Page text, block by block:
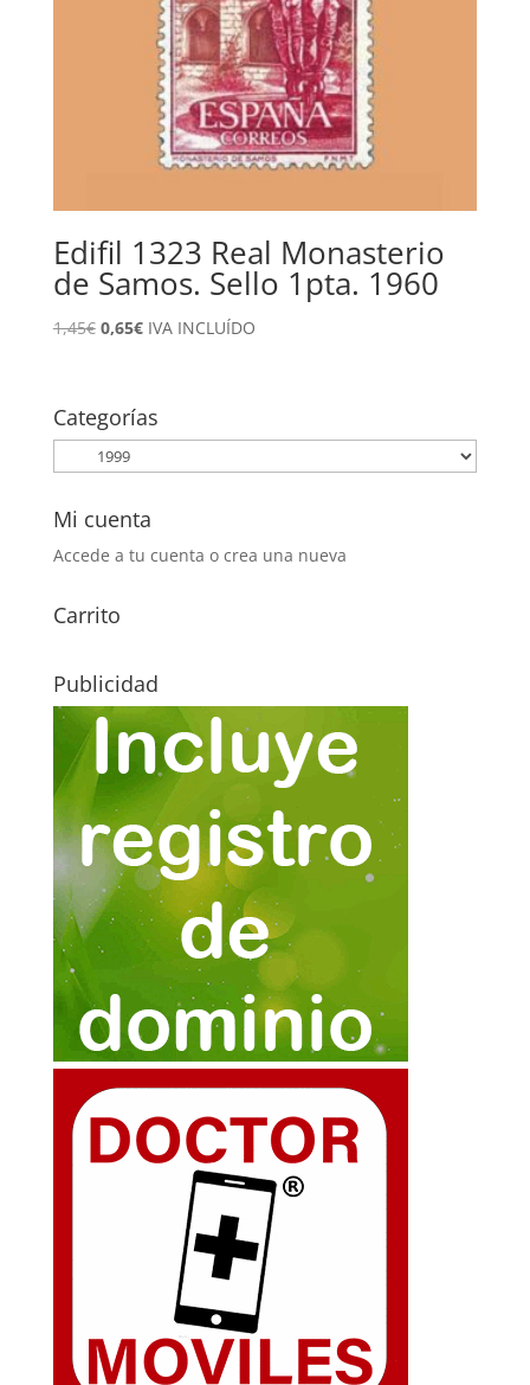
Edifil 1323 Real Monasterio
de Samos. Sello 1pta. 1960
1,45€ El
era:
1,45€.
0,65€El
es:
0,65€.
IVA INCLUÍDO
Categorías
Mi cuenta
Accede a tu cuenta o crea una nueva
Carrito
Publicidad